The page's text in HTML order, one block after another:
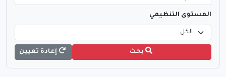
المستوى التنظيمي
بحث إعادة تعيين